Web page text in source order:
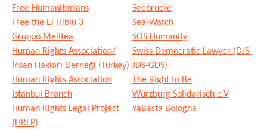
Free Humanitarians
Free the El Hiblu 3
Gruppo Melitea
Human Rights Association/
İnsan Hakları Derneği (Turkey)
Human Rights Association
Istanbul Branch
Human Rights Legal Project
(HRLP)
Seebrucke
Sea-Watch
SOS Humanity
Swiss Democratic Lawyer (DJS-
JDS-GDS)
The Right to Be
Würzburg Solidarisch e.V
YaBasta Bologna